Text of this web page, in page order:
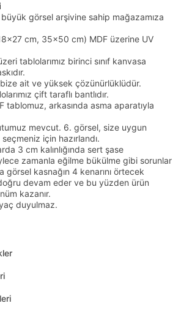
görsel arşivine sahip mağazamıza
cm, 35x50 cm) MDF üzerine UV
tablolarımız birinci sınıf kanvasa
ait ve yüksek çözünürlüklüdür.
çift taraflı bantlıdır.
tablomuz, arkasında asma aparatıyla
mevcut. 6. görsel, size uygun
için hazırlandı.
3 cm kalınlığında sert şase
zamanla eğilme bükülme gibi sorunlar
görsel kasnağın 4 kenarını örtecek
devam eder ve bu yüzden ürün
kazanır.
duyulmaz.